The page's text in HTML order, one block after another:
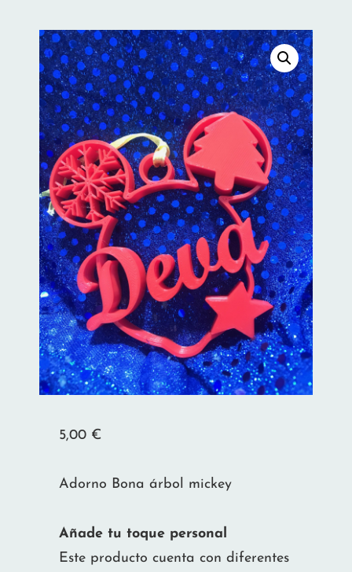
5,00 €
Adorno Bona árbol mickey
Añade tu toque personal
Este producto cuenta con diferentes